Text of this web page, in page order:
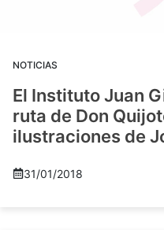
NOTICIAS
El Instituto Juan
ruta de Don
ilustraciones de
31/01/2018